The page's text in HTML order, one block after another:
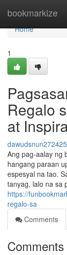
bookmarkize
Home
Home
1
Regalo
at
dawudsnun272425
Ang pag-aalay ng
hangang paraan
espesyal na tao.
tanyag, lalo na sa
https://
regalo-sa
Comments
Comments